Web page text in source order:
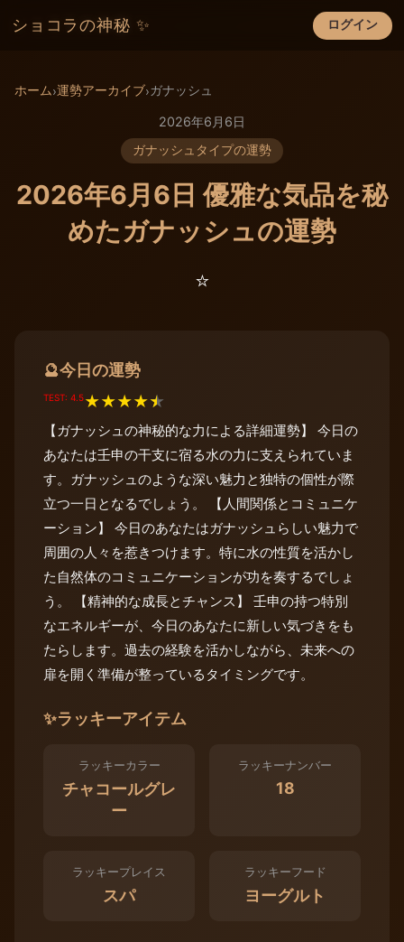
ショコラの神秘 ✨ ログイン
×
ホーム›運勢アーカイブ›ガナッシュ
2026年6月6日
ガナッシュタイプの運勢
2026年6月6日 優雅な気品を秘
めたガナッシュの運勢
⭐️
🔮今日の運勢
TEST: 4.5★★★★★
【ガナッシュの神秘的な力による詳細運勢】 今日の
あなたは壬申の干支に宿る水の力に支えられていま
す。ガナッシュのような深い魅力と独特の個性が際
立つ一日となるでしょう。 【人間関係とコミュニケ
ーション】 今日のあなたはガナッシュらしい魅力で
周囲の人々を惹きつけます。特に水の性質を活かし
た自然体のコミュニケーションが功を奏するでしょ
う。 【精神的な成長とチャンス】 壬申の持つ特別
なエネルギーが、今日のあなたに新しい気づきをも
たらします。過去の経験を活かしながら、未来への
扉を開く準備が整っているタイミングです。
✨ラッキーアイテム
ラッキーカラー
チャコールグレ
ー
ラッキーナンバー
18
ラッキープレイス
スパ
ラッキーフード
ヨーグルト